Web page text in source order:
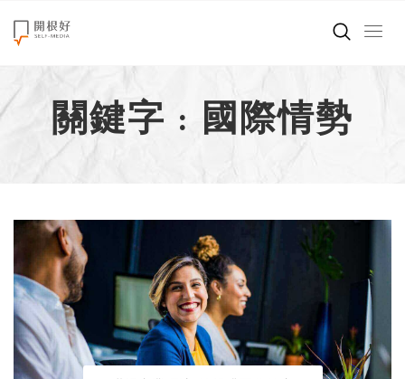
來點正能量
世界在想什麼
創造美好生活
職場商業經濟
影片專區
關於我們
關鍵字 : 國際情勢